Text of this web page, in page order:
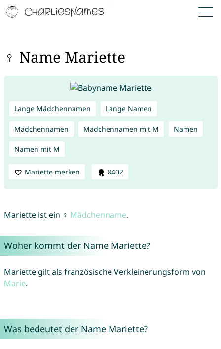
♀ Name Mariette
Lange Mädchennamen Lange Namen
Mädchennamen Mädchennamen mit M Namen
Namen mit M
Mariette merken 8402
Mariette ist ein ♀ Mädchenname.
Woher kommt der Name Mariette?
Mariette gilt als französische Verkleinerungsform von
Marie.
Was bedeutet der Name Mariette?